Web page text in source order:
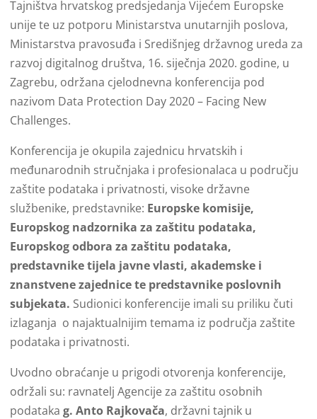
Tajništva hrvatskog predsjedanja Vijećem Europske
unije te uz potporu Ministarstva unutarnjih poslova,
Ministarstva pravosuđa i Središnjeg državnog ureda za
razvoj digitalnog društva, 16. siječnja 2020. godine, u
Zagrebu, održana cjelodnevna konferencija pod
nazivom Data Protection Day 2020 – Facing New
Challenges.
Konferencija je okupila zajednicu hrvatskih i
međunarodnih stručnjaka i profesionalaca u području
zaštite podataka i privatnosti, visoke državne
službenike, predstavnike: Europske komisije,
Europskog nadzornika za zaštitu podataka,
Europskog odbora za zaštitu podataka,
predstavnike tijela javne vlasti, akademske i
znanstvene zajednice te predstavnike poslovnih
subjekata. Sudionici konferencije imali su priliku čuti
izlaganja o najaktualnijim temama iz područja zaštite
podataka i privatnosti.
Uvodno obraćanje u prigodi otvorenja konferencije,
održali su: ravnatelj Agencije za zaštitu osobnih
podataka g. Anto Rajkovača, državni tajnik u